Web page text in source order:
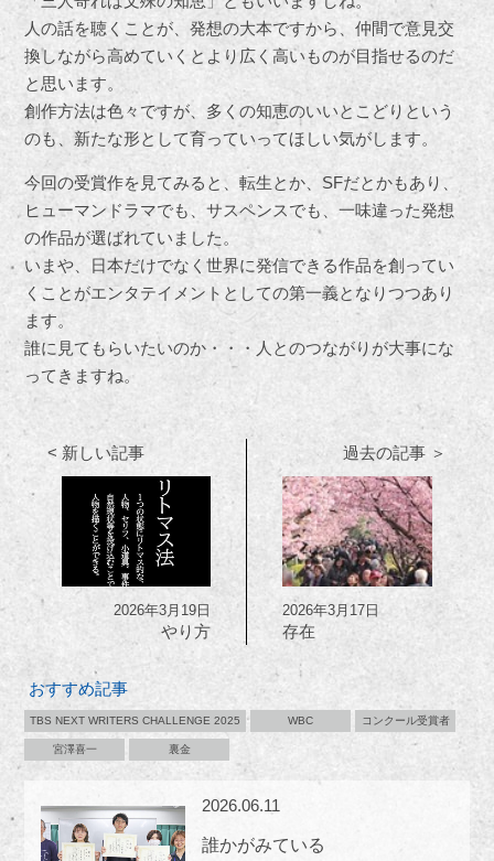
人の話を聴くことが、発想の大本ですから、仲間で意見交
換しながら高めていくとより広く高いものが目指せるのだ
と思います。
創作方法は色々ですが、多くの知恵のいいとこどりという
のも、新たな形として育っていってほしい気がします。
今回の受賞作を見てみると、転生とか、SFだとかもあり、
ヒューマンドラマでも、サスペンスでも、一味違った発想
の作品が選ばれていました。
いまや、日本だけでなく世界に発信できる作品を創ってい
くことがエンタテイメントとしての第一義となりつつあり
ます。
誰に見てもらいたいのか・・・人とのつながりが大事にな
ってきますね。
< 新しい記事
2026年3月19日
やり方
過去の記事 ＞
2026年3月17日
存在
おすすめ記事
TBS NEXT WRITERS CHALLENGE 2025 WBC コンクール受賞者
宮澤喜一 裏金
2026.06.11
誰かがみている